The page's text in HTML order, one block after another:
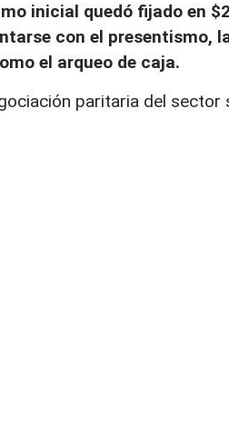
inicial quedó fijado en
con el presentismo,
el arqueo de caja.
paritaria del sector